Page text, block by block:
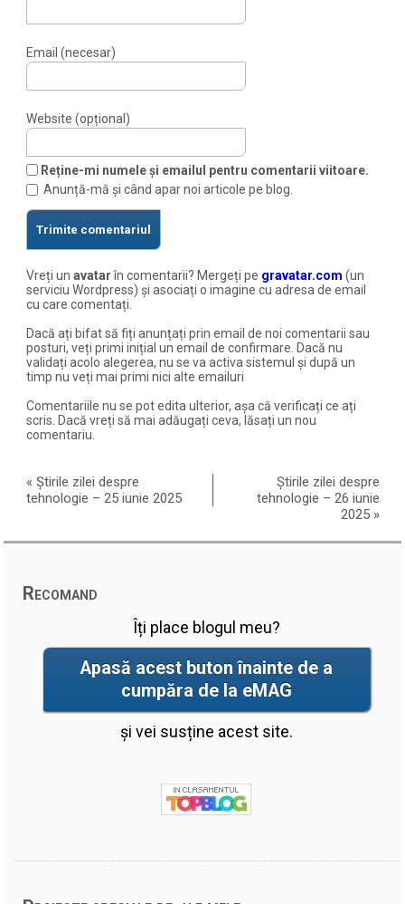
Email (necesar)
Website (opțional)
Reține-mi numele și emailul pentru comentarii viitoare.
Anunță-mă și când apar noi articole pe blog.
Vreți unavatarîn comentarii? Mergeți pe gravatar.com (un
serviciu Wordpress) și asociați o imagine cu adresa de email
cu care comentați.
Dacă ați bifat să fiți anunțați prin email de noi comentarii sau
posturi, veți primi inițial un email de confirmare. Dacă nu
validați acolo alegerea, nu se va activa sistemul și după un
timp nu veți mai primi nici alte emailuri
Comentariile nu se pot edita ulterior, așa că verificați ce ați
scris. Dacă vreți să mai adăugați ceva, lăsați un nou
comentariu.
«Știrile zilei despre
tehnologie – 25 iunie 2025
Știrile zilei despre
tehnologie – 26 iunie
2025 »
Recomand
Îți place blogul meu?
Apasă acest buton înainte de a
cumpăra de la eMAG
și vei susține acest site.